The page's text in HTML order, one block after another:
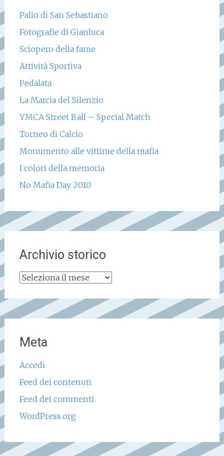
Palio di San Sebastiano
Fotografie di Gianluca
Sciopero della fame
Attività Sportiva
Pedalata
La Marcia del Silenzio
YMCA Street Ball – Special Match
Torneo di Calcio
Monumento alle vittime della mafia
I colori della memoria
No Mafia Day 2010
Archivio storico
Archivio
Meta
Accedi
Feed dei contenuti
Feed dei commenti
WordPress.org